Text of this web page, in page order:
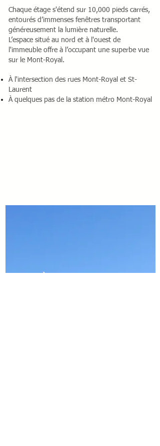
Chaque étage s'étend sur 10,000 pieds carrés,
entourés d’immenses fenêtres transportant
généreusement la lumière naturelle.
L’espace situé au nord et à l'ouest de
l'immeuble offre à l’occupant une superbe vue
sur le Mont-Royal.
À l'intersection des rues Mont-Royal et St-
Laurent
À quelques pas de la station métro Mont-Royal